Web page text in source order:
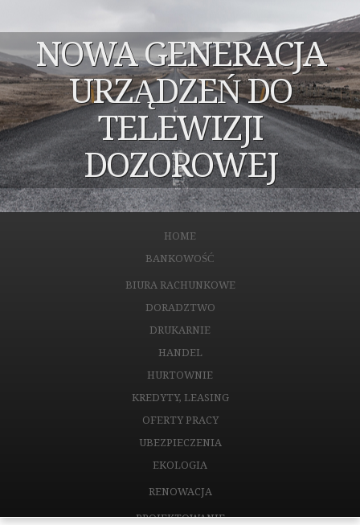
NOWA GENERACJA
URZĄDZEŃ DO
TELEWIZJI
DOZOROWEJ
HOME
BANKOWOŚĆ
BIURA RACHUNKOWE
DORADZTWO
DRUKARNIE
HANDEL
HURTOWNIE
KREDYTY, LEASING
OFERTY PRACY
UBEZPIECZENIA
EKOLOGIA
RENOWACJA
PROJEKTOWANIE